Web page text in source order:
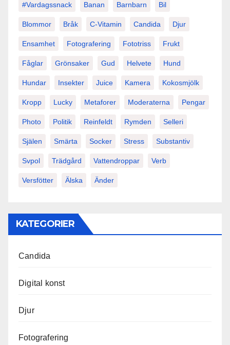
#vardagssnack Banan Barnbarn Bil
Blommor Bråk C-Vitamin Candida Djur
Ensamhet Fotografering Fototriss Frukt
Fåglar Grönsaker Gud Helvete Hund
Hundar Insekter Juice Kamera Kokosmjölk
Kropp Lucky Metaforer Moderaterna Pengar
Photo Politik Reinfeldt Rymden Selleri
Själen Smärta Socker Stress Substantiv
Svpol Trädgård Vattendroppar Verb
Versfötter Älska Änder
KATEGORIER
Candida
Digital konst
Djur
Fotografering